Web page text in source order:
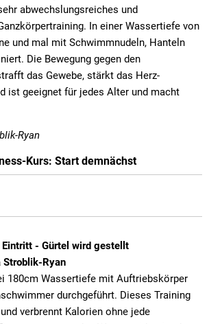
abwechslungsreiches und
In einer Wassertiefe von
und mal mit Schwimmnudeln, Hanteln
Die Bewegung gegen den
das Gewebe, stärkt das Herz-
ist geeignet für jedes Alter und macht
Ryan
Kurs: Start demnächst
- Gürtel wird gestellt
Stroblik-Ryan
180cm Wassertiefe mit Auftriebskörper
durchgeführt. Dieses Training
verbrennt Kalorien ohne jede